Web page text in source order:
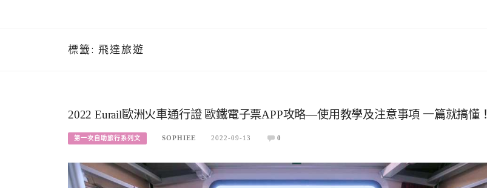
標籤: 飛達旅遊
2022 Eurail歐洲火車通行證 歐鐵電子票APP攻略—使用教學及注意事項 一篇就搞懂！
第一次自助旅行系列文 SOPHIEE 2022-09-13 0